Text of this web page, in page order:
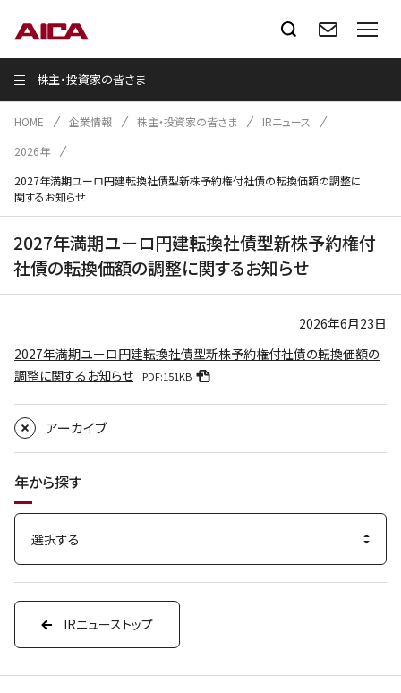
株主・投資家の皆さま
HOME 企業情報 株主・投資家の皆さま
IRニュース
2026年
2027年満期ユーロ円建転換社債型新株予約権付社債の転換価額の調整に
関するお知らせ
2027年満期ユーロ円建転換社債型新株予約権付
社債の転換価額の調整に関するお知らせ
2026年6月23日
2027年満期ユーロ円建転換社債型新株予約権付社債の転換価額の
調整に関するお知らせ
PDF:151KB
アーカイブ
年から探す
IRニューストップ